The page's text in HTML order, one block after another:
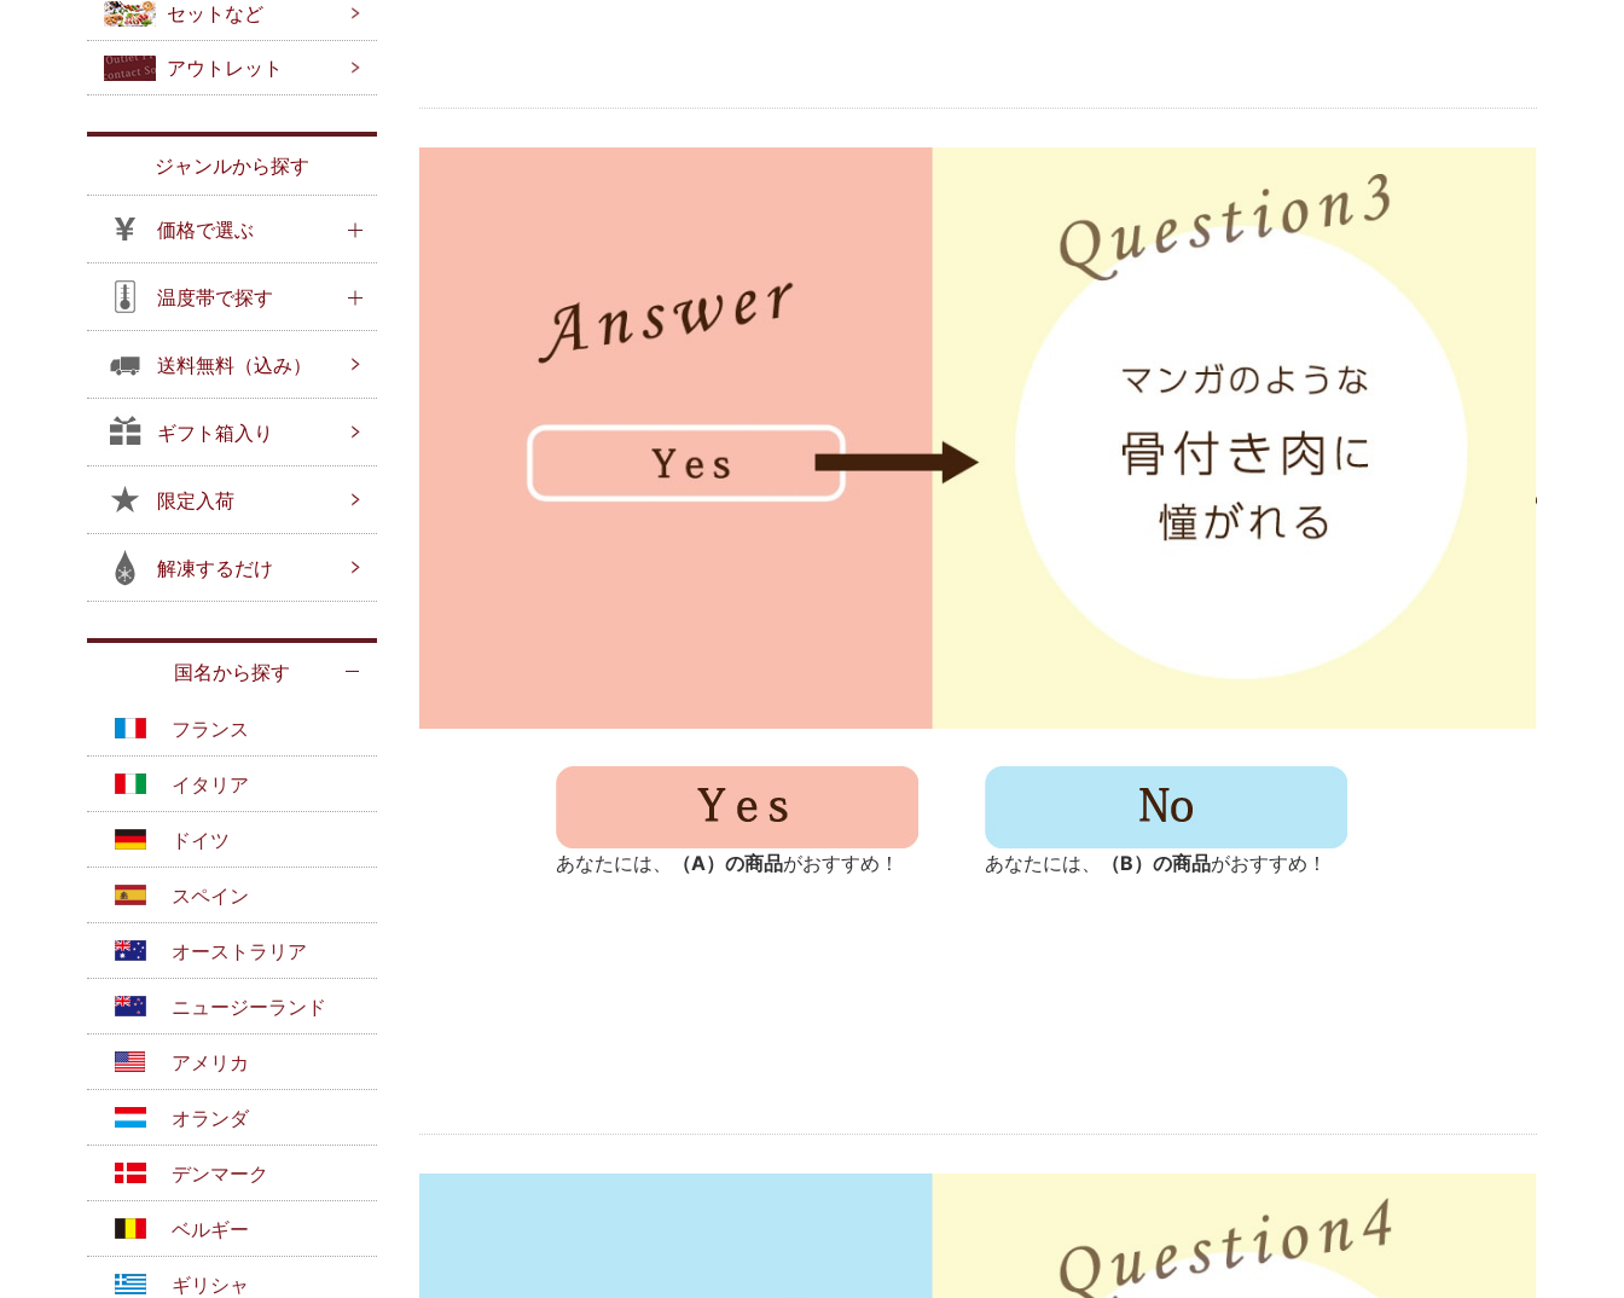
セットなど
アウトレット
ジャンルから探す
価格で選ぶ
温度帯で探す
送料無料（込み）
ギフト箱入り
限定入荷
解凍するだけ
国名から探す
フランス
イタリア
ドイツ
スペイン
オーストラリア
ニュージーランド
アメリカ
オランダ
デンマーク
ベルギー
ギリシャ
あなたには、 （A）の商品がおすすめ！ あなたには、 （B）の商品がおすすめ！